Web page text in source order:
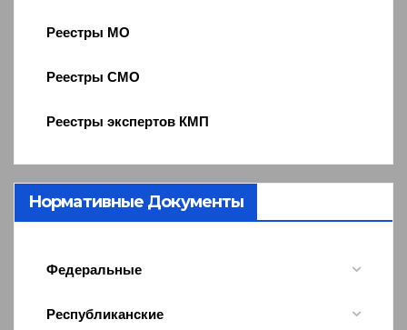
Реестры МО
Реестры СМО
Реестры экспертов КМП
Нормативные Документы
Федеральные
Республиканские